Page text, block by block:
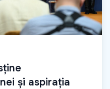
și aspirația